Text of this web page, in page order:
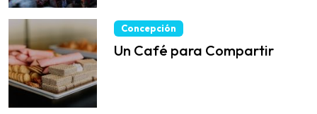
Concepción
Un Café para Compartir